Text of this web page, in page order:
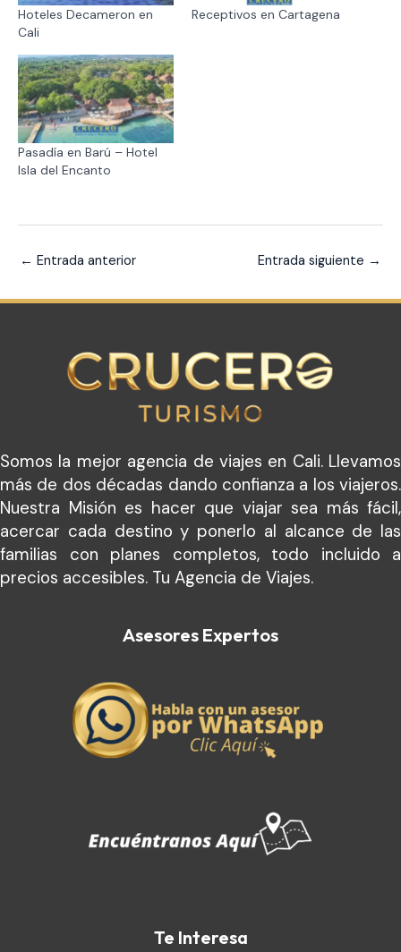
Hoteles Decameron en
Cali
Receptivos en Cartagena
Pasadía en Barú – Hotel
Isla del Encanto
← Entrada anterior Entrada siguiente →
Somos la mejor agencia de viajes en Cali. Llevamos
más de dos décadas dando confianza a los viajeros.
Nuestra Misión es hacer que viajar sea más fácil,
acercar cada destino y ponerlo al alcance de las
familias con planes completos, todo incluido a
precios accesibles. Tu Agencia de Viajes.
Asesores Expertos
Te Interesa